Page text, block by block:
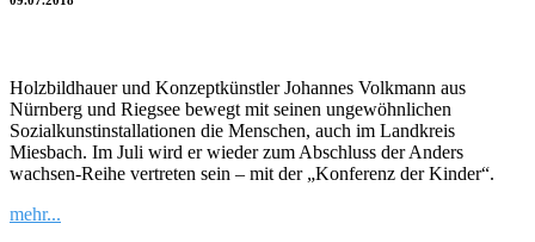
Holzbildhauer und Konzeptkünstler Johannes Volkmann aus
Nürnberg und Riegsee bewegt mit seinen ungewöhnlichen
Sozialkunstinstallationen die Menschen, auch im Landkreis
Miesbach. Im Juli wird er wieder zum Abschluss der Anders
wachsen-Reihe vertreten sein – mit der „Konferenz der Kinder“.
mehr...